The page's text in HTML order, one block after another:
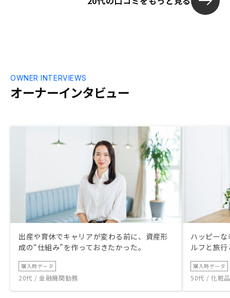
オーナーインタビュー
OWNER INTERVIEWS
出産や育休でキャリアが変わる前に、資産形
成の“仕組み”を作っておきたかった。
購入時データ
20代 / 金融機関勤務
ハッピー
ルフと旅
購入時データ
50代 / 化粧